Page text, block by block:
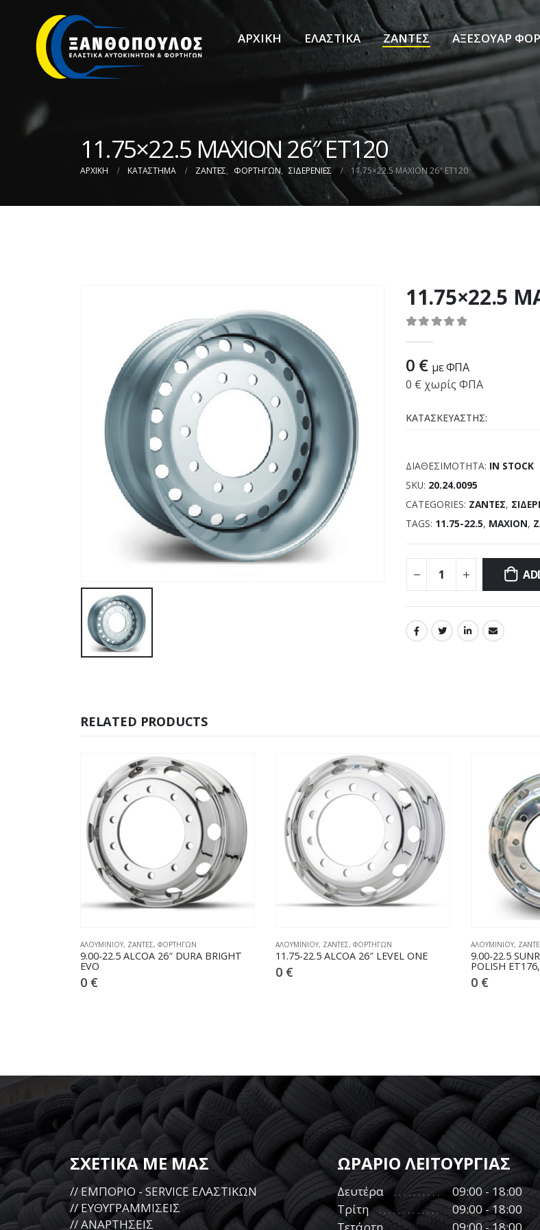
ΑΡΧΙΚΗ ΕΛΑΣΤΙΚΑ ΖΑΝΤΕΣ ΑΞΕΣΟΥΑΡ
11.75×22.5 MAXION 26″ ET120
ΑΡΧΙΚΉ ΚΑΤΆΣΤΗΜΑ ΖΑΝΤΕΣ, ΦΟΡΤΗΓΩΝ, ΣΙΔΕΡΕΝΙΕΣ 11.75×22.5 MAXION 26″ ET120
11.75×22.5
0 € με ΦΠΑ
0 € χωρίς ΦΠΑ
ΚΑΤΑΣΚΕΥΑΣΤΗΣ:
ΔΙΑΘΕΣΙΜΌΤΗΤΑ: IN STOCK
SKU: 20.24.0095
CATEGORIES: ΖΑΝΤΕΣ,
TAGS: 11.75-22.5, MAXION,
RELATED PRODUCTS
ΑΛΟΥΜΙΝΙΟΥ, ΖΑΝΤΕΣ, ΦΟΡΤΗΓΩΝ
11.75-22.5 ALCOA 26″ LEVEL ONE
0€
ΑΛΟΥΜΙΝΙΟΥ, ΖΑΝΤΕΣ, ΦΟΡΤΗΓΩΝ
9.00-22.5 SUNRISE 26″ DOUBLE
POLISH ET176,5 10ΤΡΥΠΗ
0 €
ΖΑΝΤΕΣ,ΣΙΔΕΡΕΝΙΕΣ
11.75×22.5
ET120
0 €
ΣΧΕΤΙΚΑ ΜΕ ΜΑΣ
// ΕΜΠΟΡΙΟ - SERVICE ΕΛΑΣΤΙΚΩΝ
// ΕΥΘΥΓΡΑΜΜΙΣΕΙΣ
// ΑΝΑΡΤΗΣΕΙΣ
ΩΡΑΡΙΟ ΛΕΙΤΟΥΡΓΙΑΣ
Δευτέρα
09:00 - 18:00
Τρίτη
09:00 - 18:00